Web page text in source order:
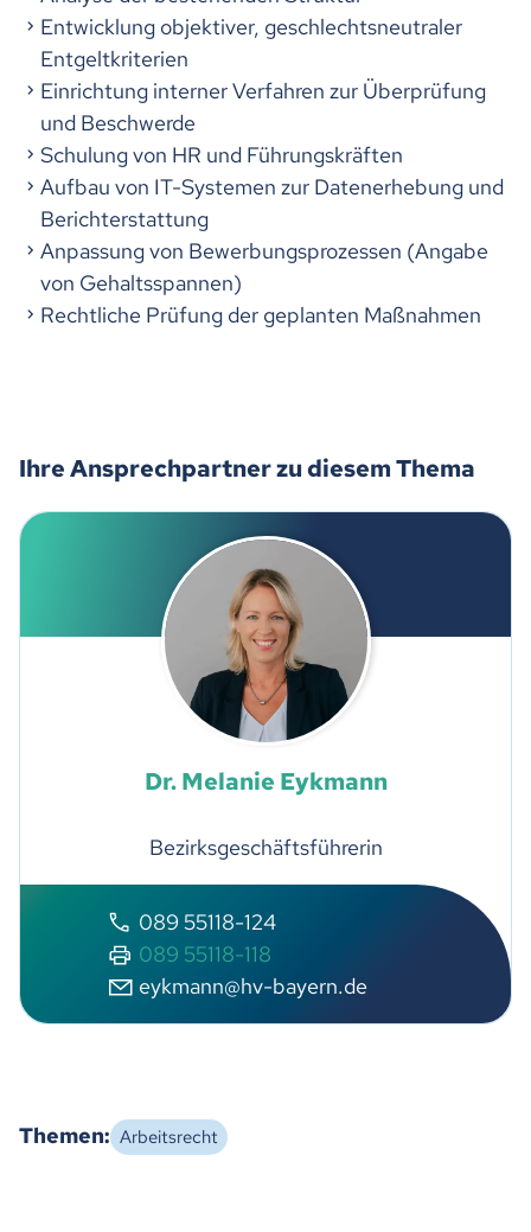
Entwicklung objektiver, geschlechtsneutraler
Entgeltkriterien
Einrichtung interner Verfahren zur Überprüfung
und Beschwerde
Schulung von HR und Führungskräften
Aufbau von IT-Systemen zur Datenerhebung und
Berichterstattung
Anpassung von Bewerbungsprozessen (Angabe
von Gehaltsspannen)
Rechtliche Prüfung der geplanten Maßnahmen
Ihre Ansprechpartner zu diesem Thema
Dr. Melanie Eykmann
Bezirksgeschäftsführerin
089 55118-124
089 55118-118
ykm nn hv-b y rn d
Themen: Arbeitsrecht